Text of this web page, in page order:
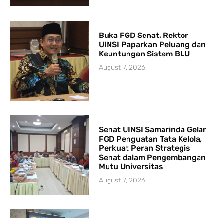
Buka FGD Senat, Rektor
UINSI Paparkan Peluang dan
Keuntungan Sistem BLU
August 7, 2026
Senat UINSI Samarinda Gelar
FGD Penguatan Tata Kelola,
Perkuat Peran Strategis
Senat dalam Pengembangan
Mutu Universitas
August 7, 2026